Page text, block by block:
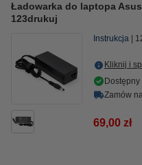
Ładowarka do laptopa Asus
123drukuj
Instrukcja
Kliknij i
Dostępny
Zamów
69,00 zł